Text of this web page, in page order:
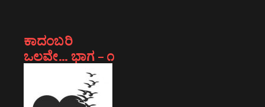
ಕಾದಂಬರಿ
ಒಲವೇ… ಭಾಗ – ೧